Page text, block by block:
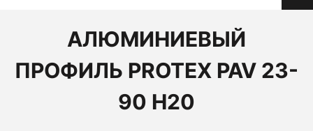
АЛЮМИНИЕВЫЙ
ПРОФИЛЬ PROTEX PAV 23-
90 H20